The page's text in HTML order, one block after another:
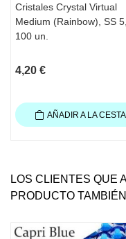
Cristales Crystal Virtual
Medium (Rainbow), SS 5,
100 un.
4,20 €
AÑADIR A LA CESTA
LOS CLIENTES QUE
PRODUCTO